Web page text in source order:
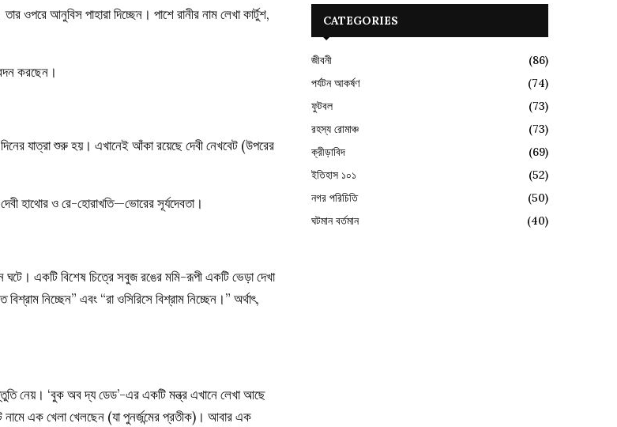
ওপরে আনুবিস পাহারা দিচ্ছেন। পাশে রানীর নাম লেখা কার্টুশ,
করছেন।
যাত্রা শুরু হয়। এখানেই আঁকা রয়েছে দেবী নেখবেট (উপরের
হাথোর ও রে-হোরাখতি—ভোরের সূর্যদেবতা।
ঘটে। একটি বিশেষ চিত্রে সবুজ রঙের মমি-রূপী একটি ভেড়া দেখা
নিচ্ছেন” এবং “রা ওসিরিসে বিশ্রাম নিচ্ছেন।” অর্থাৎ,
নেয়। ‘বুক অব দ্য ডেড’-এর একটি মন্ত্র এখানে লেখা আছে
নামে এক খেলা খেলছেন (যা পুনর্জন্মের প্রতীক)। আবার এক
CATEGORIES
জীবনী
(86)
পর্যটন আকর্ষণ
(74)
ফুটবল
(73)
রহস্য রোমাঞ্চ
(73)
ক্রীড়াবিদ
(69)
ইতিহাস ১০১
(52)
নগর পরিচিতি
(50)
ঘটমান বর্তমান
(40)